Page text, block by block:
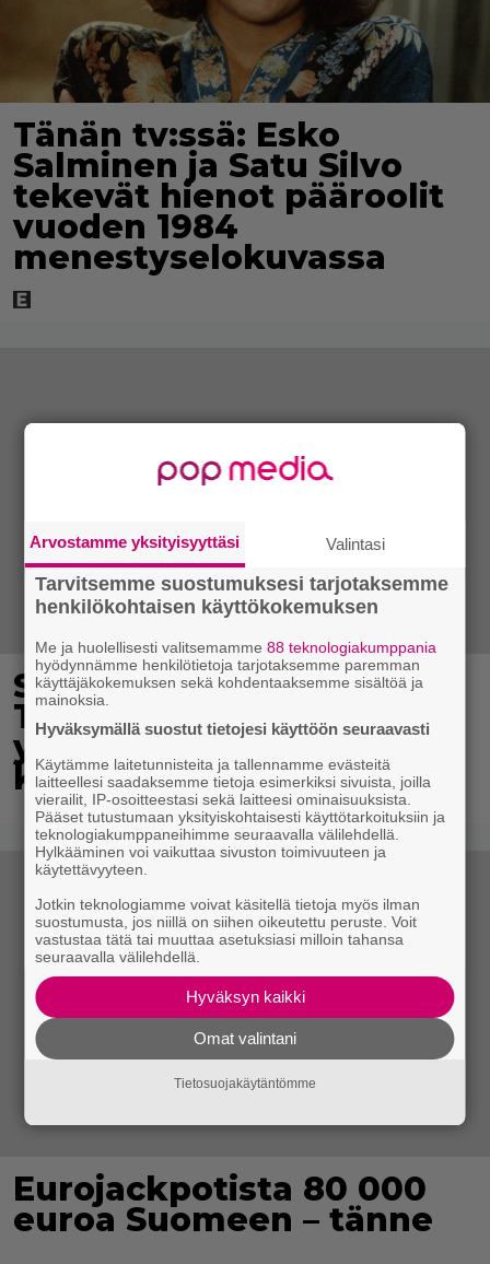
Tänän tv:ssä: Esko
Salminen ja Satu Silvo
tekevät hienot pääroolit
vuoden 1984
menestyselokuvassa
Syötkö perunoita näin?
Tutkijat löysivät
yhteyden vakavaan
kansansairauteen
Eurojackpotista 80 000
euroa Suomeen – tänne
Arvostamme yksityisyyttäsi Valintasi
Tarvitsemme suostumuksesi tarjotaksemme
henkilökohtaisen käyttökokemuksen
Me ja huolellisesti valitsemamme88 teknologiakumppania
hyödynnämme henkilötietoja tarjotaksemme paremman
käyttäjäkokemuksen sekä kohdentaaksemme sisältöä ja
mainoksia.
Hyväksymällä suostut tietojesi käyttöön seuraavasti
Käytämme laitetunnisteita ja tallennamme evästeitä
laitteellesi saadaksemme tietoja esimerkiksi sivuista, joilla
vierailit, IP-osoitteestasi sekä laitteesi ominaisuuksista.
Pääset tutustumaan yksityiskohtaisesti käyttötarkoituksiin ja
teknologiakumppaneihimme seuraavalla välilehdellä.
Hylkääminen voi vaikuttaa sivuston toimivuuteen ja
käytettävyyteen.
Jotkin teknologiamme voivat käsitellä tietoja myös ilman
suostumusta, jos niillä on siihen oikeutettu peruste. Voit
vastustaa tätä tai muuttaa asetuksiasi milloin tahansa
seuraavalla välilehdellä.
Hyväksyn kaikki
Omat valintani
Tietosuojakäytäntömme